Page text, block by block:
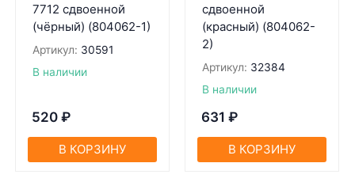
7712 сдвоенной
(чёрный) (804062-1)
Артикул: 30591
В наличии
520 ₽
В КОРЗИНУ
сдвоенной
(красный) (804062-
2)
Артикул: 32384
В наличии
631 ₽
В КОРЗИНУ